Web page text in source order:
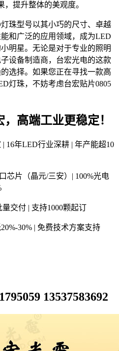
，提升整体的美观度。
珠型号以其小巧的尺寸、卓越
和广泛的应用领域，成为LED
明星。无论是对于专业的照明
设备制造商，台宏光电的这款
选择。如果您正在寻找一款高
灯珠，不妨考虑台宏贴片0805
高端工业更稳定！
16年LED行业深耕 | 年产能超10
芯片（晶元/三安）| 100%光电
交付 | 支持1000颗起订
30% | 免费技术方案支持
13537583692